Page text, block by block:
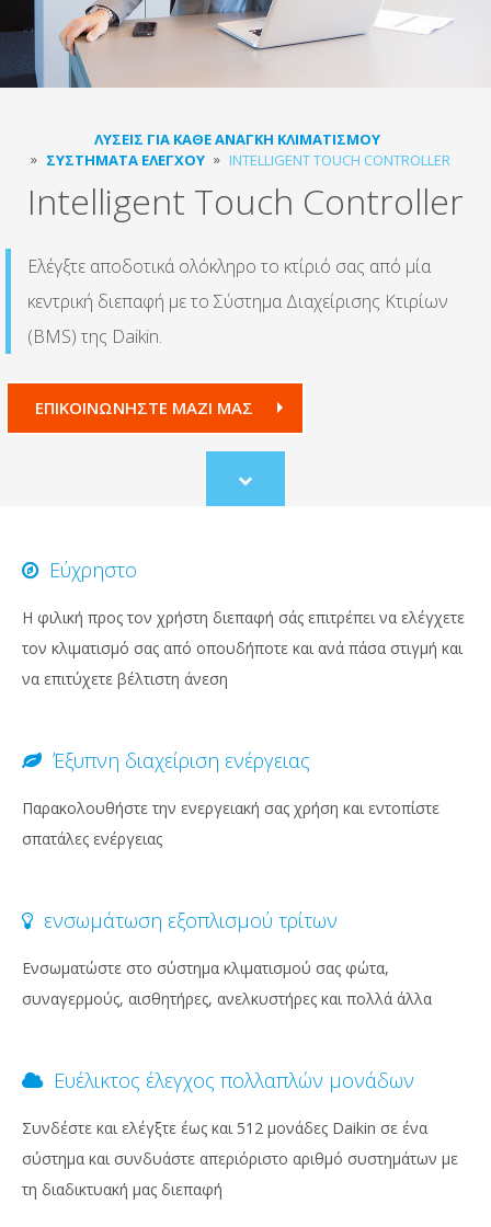
ΛΎΣΕΙΣ ΓΙΑ ΚΆΘΕ ΑΝΆΓΚΗ ΚΛΙΜΑΤΙΣΜΟΎ
ΣΥΣΤΉΜΑΤΑ ΕΛΈΓΧΟΥ
INTELLIGENT TOUCH CONTROLLER
Intelligent Touch Controller
Ελέγξτε αποδοτικά ολόκληρο το κτίριό σας από μία
κεντρική διεπαφή με το Σύστημα Διαχείρισης Κτιρίων
(BMS) της Daikin.
ΕΠΙΚΟΙΝΩΝΗΣΤΕ ΜΑΖΙ ΜΑΣ
Scroll
to
Εύχρηστο
Η φιλική προς τον χρήστη διεπαφή σάς επιτρέπει να ελέγχετε
τον κλιματισμό σας από οπουδήποτε και ανά πάσα στιγμή και
να επιτύχετε βέλτιστη άνεση
Έξυπνη διαχείριση ενέργειας
Παρακολουθήστε την ενεργειακή σας χρήση και εντοπίστε
σπατάλες ενέργειας
ενσωμάτωση εξοπλισμού τρίτων
Ενσωματώστε στο σύστημα κλιματισμού σας φώτα,
συναγερμούς, αισθητήρες, ανελκυστήρες και πολλά άλλα
Ευέλικτος έλεγχος πολλαπλών μονάδων
Συνδέστε και ελέγξτε έως και 512 μονάδες Daikin σε ένα
σύστημα και συνδυάστε απεριόριστο αριθμό συστημάτων με
τη διαδικτυακή μας διεπαφή